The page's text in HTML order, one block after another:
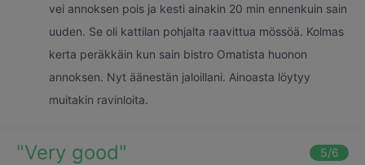
vei annoksen pois ja kesti ainakin 20 min ennenkuin sain
uuden. Se oli kattilan pohjalta raavittua mössöä. Kolmas
kerta peräkkäin kun sain bistro Omatista huonon
annoksen. Nyt äänestän jaloillani. Ainoasta löytyy
muitakin ravinloita.
"Very good" 5/6